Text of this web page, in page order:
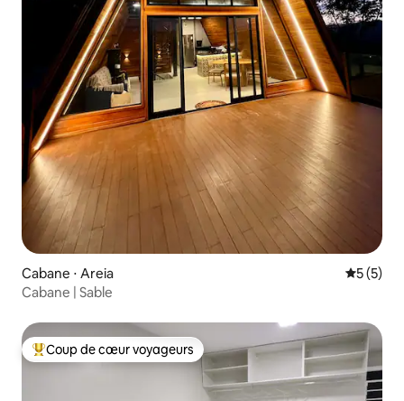
Cabane ⋅ Areia
5 (5)
Cabane | Sable
Coups de cœur voyageurs les plus appréciés
Coup de cœur voyageurs